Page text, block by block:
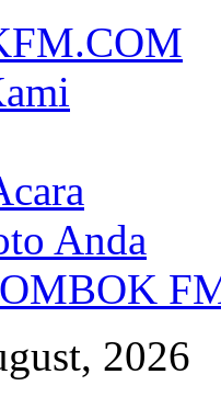
Anda
2026